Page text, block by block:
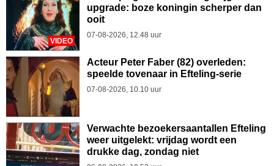
VIDEO
upgrade: boze koningin scherper dan
ooit
07-08-2026, 12.48 uur
Acteur Peter Faber (82) overleden:
speelde tovenaar in Efteling-serie
07-08-2026, 10.10 uur
Verwachte bezoekersaantallen Efteling
weer uitgelekt: vrijdag wordt een
drukke dag, zondag niet